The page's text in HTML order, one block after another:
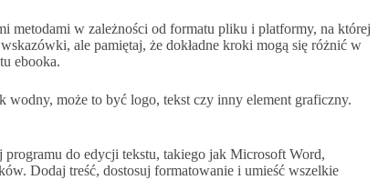
metodami w zależności od formatu pliku i platformy, na której
ale pamiętaj, że dokładne kroki mogą się różnić w
ebooka.
wodny, może to być logo, tekst czy inny element graficzny.
do edycji tekstu, takiego jak Microsoft Word,
Dodaj treść, dostosuj formatowanie i umieść wszelkie